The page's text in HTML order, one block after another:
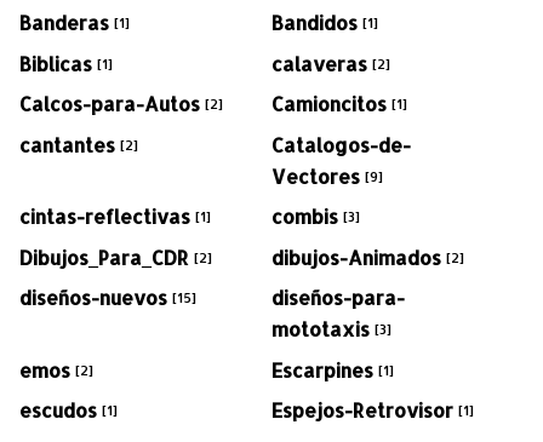
Banderas [1] Bandidos [1]
Biblicas [1] calaveras [2]
Calcos-para-Autos [2] Camioncitos [1]
cantantes [2]
Catalogos-de-
Vectores [9]
cintas-reflectivas [1] combis [3]
Dibujos_Para_CDR [2] dibujos-Animados [2]
diseños-nuevos [15]
diseños-para-
mototaxis [3]
emos [2] Escarpines [1]
escudos [1] Espejos-Retrovisor [1]